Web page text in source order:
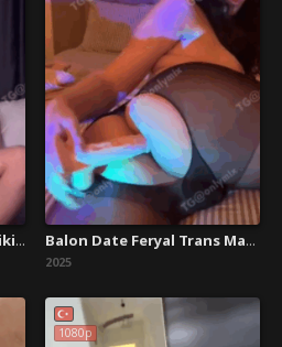
Balon Date Feryal Trans Sikişiyor Balon Date Feryal Trans Mastürbasyon
2025
1080p